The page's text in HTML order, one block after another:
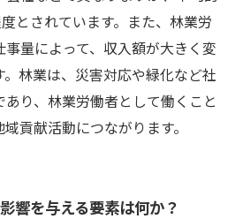
とされています。また、林業労
量によって、収入額が大きく変
林業は、災害対応や緑化など社
り、林業労働者として働くこと
貢献活動につながります。
響を与える要素は何か？